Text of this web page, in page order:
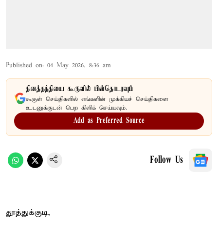
Published on: 04 May 2026, 8:36 am
தினத்தந்தியை கூகுளில் பின்தொடரவும்
கூகுள் செய்திகளில் எங்களின் முக்கியச் செய்திகளை
உடனுக்குடன் பெற கிளிக் செய்யவும்.
Add as Preferred Source
Follow Us
தூத்துக்குடி,